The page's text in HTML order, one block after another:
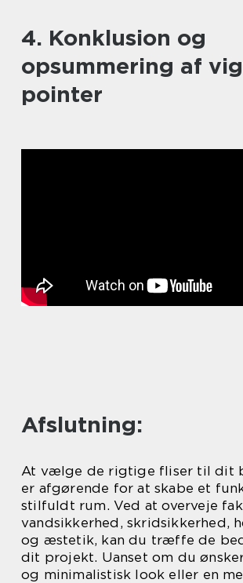
4. Konklusion og
opsummering af
pointer
Afslutning:
At vælge de rigtige fliser til dit
er afgørende for at skabe et
stilfuldt rum. Ved at overveje
vandsikkerhed, skridsikkerhed,
og æstetik, kan du træffe de
dit projekt. Uanset om du
og minimalistisk look eller en